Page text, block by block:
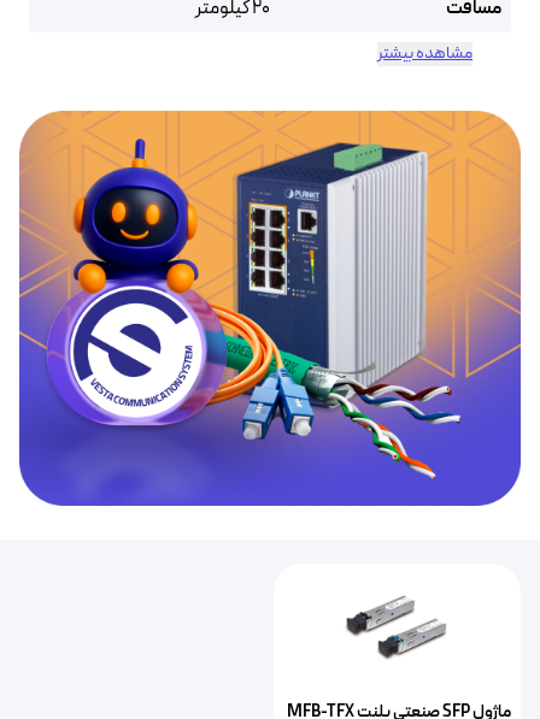
مسافت
20 کیلومتر
مشاهده بیشتر
ماژول SFP صنعتی پلنت MFB-TFX